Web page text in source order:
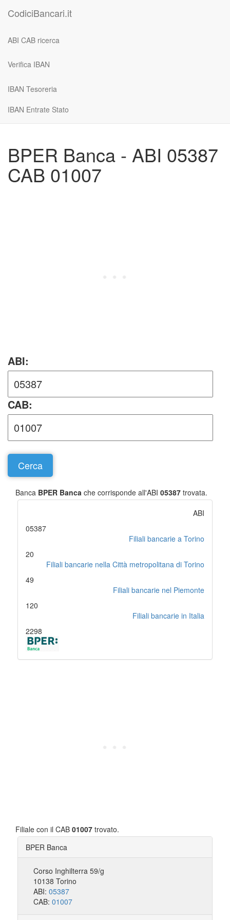
CodiciBancari.it
ABI CAB ricerca
Verifica IBAN
IBAN Tesoreria
IBAN Entrate Stato
BPER Banca - ABI 05387
CAB 01007
ABI:
CAB:
Banca BPER Banca che corrisponde all'ABI 05387 trovata.
ABI
05387
Filiali bancarie a Torino
20
Filiali bancarie nella Città metropolitana di Torino
49
Filiali bancarie nel Piemonte
120
Filiali bancarie in Italia
2298
Filiale con il CAB 01007 trovato.
BPER Banca
Corso Inghilterra 59/g
10138 Torino
ABI: 05387
CAB: 01007